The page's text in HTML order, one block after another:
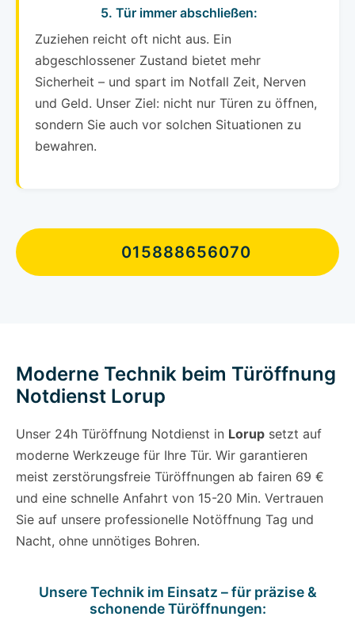
5. Tür immer abschließen:
Zuziehen reicht oft nicht aus. Ein
abgeschlossener Zustand bietet mehr
Sicherheit – und spart im Notfall Zeit, Nerven
und Geld. Unser Ziel: nicht nur Türen zu öffnen,
sondern Sie auch vor solchen Situationen zu
bewahren.
015888656070
Moderne Technik beim Türöffnung
Notdienst Lorup
Unser 24h Türöffnung Notdienst in Lorup setzt auf
moderne Werkzeuge für Ihre Tür. Wir garantieren
meist zerstörungsfreie Türöffnungen ab fairen 69 €
und eine schnelle Anfahrt von 15-20 Min. Vertrauen
Sie auf unsere professionelle Notöffnung Tag und
Nacht, ohne unnötiges Bohren.
Unsere Technik im Einsatz – für präzise &
schonende Türöffnungen: